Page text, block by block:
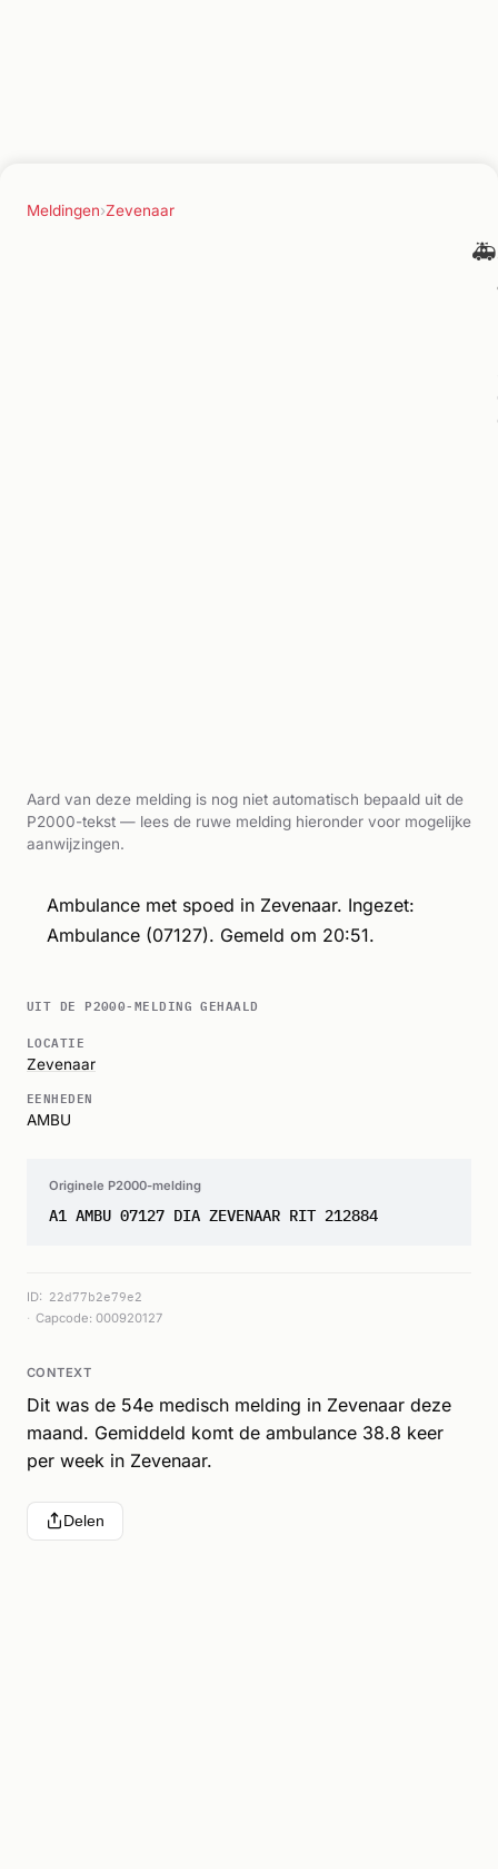
Meldingen›Zevenaar
🚑
Aard van deze melding is nog niet automatisch bepaald uit de
P2000-tekst — lees de ruwe melding hieronder voor mogelijke
aanwijzingen.
Ambulance met spoed in Zevenaar. Ingezet:
Ambulance (07127). Gemeld om 20:51.
UIT DE P2000-MELDING GEHAALD
LOCATIE
Zevenaar
EENHEDEN
AMBU
Originele P2000-melding
A1 AMBU 07127 DIA ZEVENAAR RIT 212884
ID: 22d77b2e79e2
Capcode: 000920127
CONTEXT
Dit was de 54e medisch melding in Zevenaar deze
maand. Gemiddeld komt de ambulance 38.8 keer
per week in Zevenaar.
Delen